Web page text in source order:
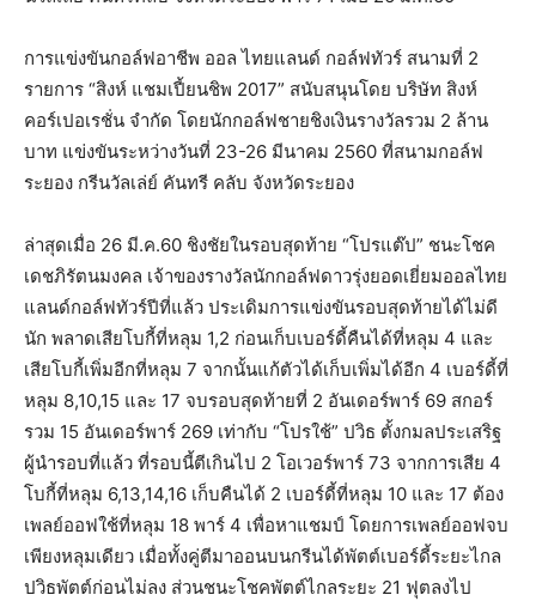
การแข่งขันกอล์ฟอาชีพ ออล ไทยแลนด์ กอล์ฟทัวร์ สนามที่ 2
รายการ “สิงห์ แชมเปี้ยนชิพ 2017” สนับสนุนโดย บริษัท สิงห์
คอร์เปอเรชั่น จำกัด โดยนักกอล์ฟชายชิงเงินรางวัลรวม 2 ล้าน
บาท แข่งขันระหว่างวันที่ 23-26 มีนาคม 2560 ที่สนามกอล์ฟ
ระยอง กรีนวัลเล่ย์ คันทรี คลับ จังหวัดระยอง
ล่าสุดเมื่อ 26 มี.ค.60 ชิงชัยในรอบสุดท้าย “โปรแต๊ป” ชนะโชค
เดชภิรัตนมงคล เจ้าของรางวัลนักกอล์ฟดาวรุ่งยอดเยี่ยมออลไทย
แลนด์กอล์ฟทัวร์ปีที่แล้ว ประเดิมการแข่งขันรอบสุดท้ายได้ไม่ดี
นัก พลาดเสียโบกี้ที่หลุม 1,2 ก่อนเก็บเบอร์ดี้คืนได้ที่หลุม 4 และ
เสียโบกี้เพิ่มอีกที่หลุม 7 จากนั้นแก้ตัวได้เก็บเพิ่มได้อีก 4 เบอร์ดี้ที่
หลุม 8,10,15 และ 17 จบรอบสุดท้ายที่ 2 อันเดอร์พาร์ 69 สกอร์
รวม 15 อันเดอร์พาร์ 269 เท่ากับ “โปรใช้” ปวิธ ตั้งกมลประเสริฐ
ผู้นำรอบที่แล้ว ที่รอบนี้ตีเกินไป 2 โอเวอร์พาร์ 73 จากการเสีย 4
โบกี้ที่หลุม 6,13,14,16 เก็บคืนได้ 2 เบอร์ดี้ที่หลุม 10 และ 17 ต้อง
เพลย์ออฟใช้ที่หลุม 18 พาร์ 4 เพื่อหาแชมป์ โดยการเพลย์ออฟจบ
เพียงหลุมเดียว เมื่อทั้งคู่ตีมาออนบนกรีนได้พัตต์เบอร์ดี้ระยะไกล
ปวิธพัตต์ก่อนไม่ลง ส่วนชนะโชคพัตต์ไกลระยะ 21 ฟุตลงไป